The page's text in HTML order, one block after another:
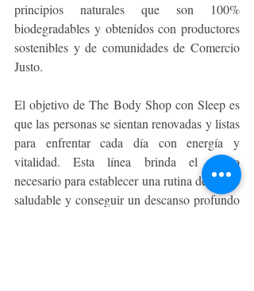
principios naturales que son 100%
biodegradables y obtenidos con productores
sostenibles y de comunidades de Comercio
Justo.
El objetivo de The Body Shop con Sleep es
que las personas se sientan renovadas y listas
para enfrentar cada día con energía y
vitalidad. Esta línea brinda el apoyo
necesario para establecer una rutina de sueño
saludable y conseguir un descanso profundo